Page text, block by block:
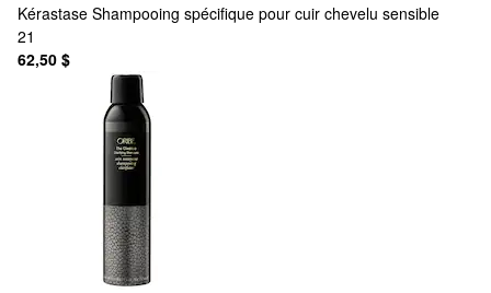
Kérastase Shampooing spécifique pour cuir chevelu sensible
21
62,50 $